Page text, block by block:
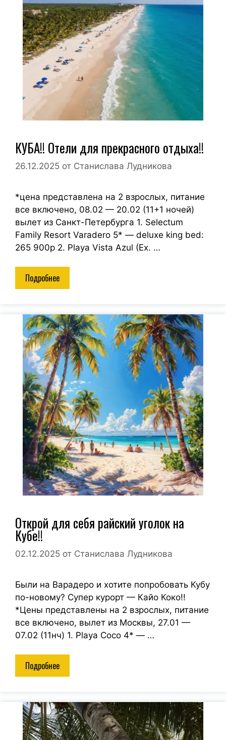
КУБА!! Отели для прекрасного отдыха!!
26.12.2025 от Станислава Лудникова
*цена представлена на 2 взрослых, питание
все включено, 08.02 — 20.02 (11+1 ночей)
вылет из Санкт-Петербурга 1. Selectum
Family Resort Varadero 5* — deluxe king bed:
265 900р 2. Playa Vista Azul (Ex. …
Подробнее
Открой для себя райский уголок на
Кубе!!
02.12.2025 от Станислава Лудникова
Были на Варадеро и хотите попробовать Кубу
по-новому? Супер курорт — Кайо Коко!!
*Цены представлены на 2 взрослых, питание
все включено, вылет из Москвы, 27.01 —
07.02 (11нч) 1. Playa Coco 4* — …
Подробнее